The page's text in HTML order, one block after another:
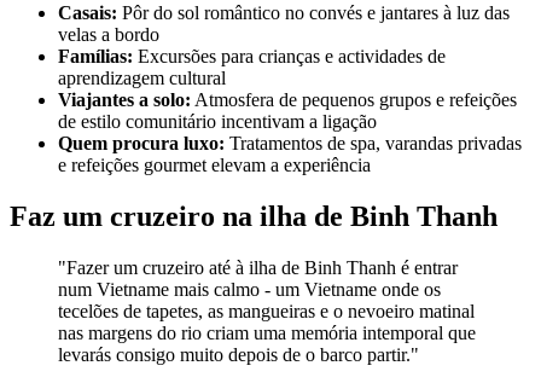
Casais: Pôr do sol romântico no convés e jantares à luz das
velas a bordo
Famílias: Excursões para crianças e actividades de
aprendizagem cultural
Viajantes a solo: Atmosfera de pequenos grupos e refeições
de estilo comunitário incentivam a ligação
Quem procura luxo: Tratamentos de spa, varandas privadas
e refeições gourmet elevam a experiência
Faz um cruzeiro na ilha de Binh Thanh
"Fazer um cruzeiro até à ilha de Binh Thanh é entrar
num Vietname mais calmo - um Vietname onde os
tecelões de tapetes, as mangueiras e o nevoeiro matinal
nas margens do rio criam uma memória intemporal que
levarás consigo muito depois de o barco partir."